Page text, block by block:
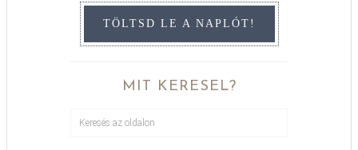
TÖLTSD LE A NAPLÓT!
MIT KERESEL?